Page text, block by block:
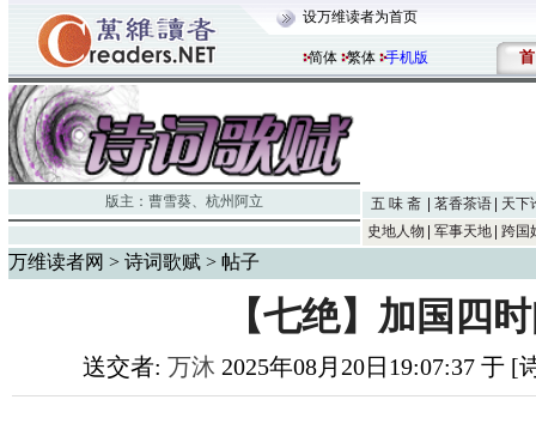
设万维读者为首页
简体 繁体 手机版 首
版主： 曹雪葵、 杭州阿立 五 味 斋 茗香茶语
天下
史地人物
军事天地 跨国
万维读者网 > 诗词歌赋 > 帖子
【七绝】加国四
送交者: 万沐 2025年08月20日19:07:37 于